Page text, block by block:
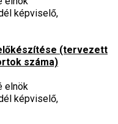
képviselő,
(tervezett
száma)
elnök
képviselő,